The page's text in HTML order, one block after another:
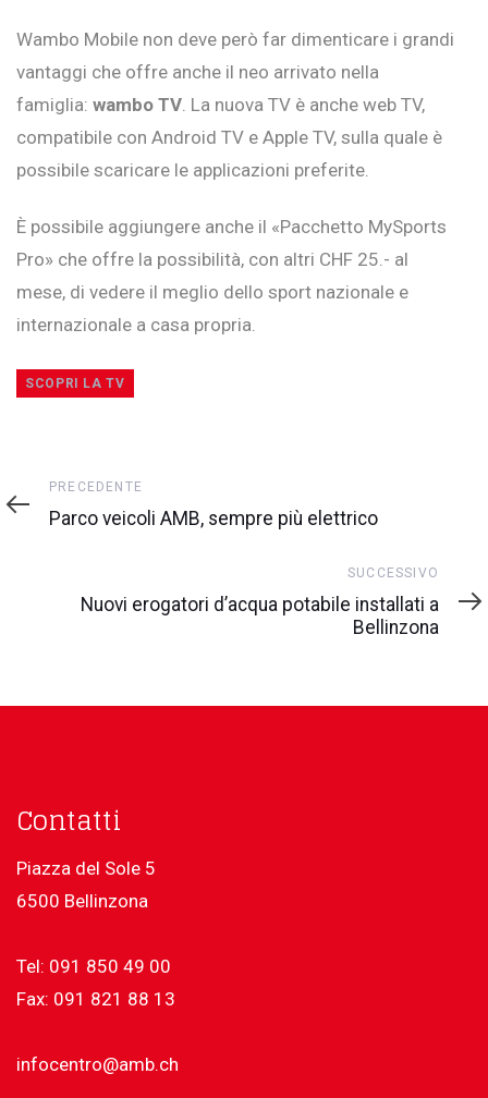
Wambo Mobile non deve però far dimenticare i grandi
vantaggi che offre anche il neo arrivato nella
famiglia: wambo TV. La nuova TV è anche web TV,
compatibile con Android TV e Apple TV, sulla quale è
possibile scaricare le applicazioni preferite.
È possibile aggiungere anche il «Pacchetto MySports
Pro» che offre la possibilità, con altri CHF 25.- al
mese, di vedere il meglio dello sport nazionale e
internazionale a casa propria.
SCOPRI LA TV
Precedente
PRECEDENTE
Parco veicoli AMB, sempre più elettrico
SUCCESSIVO
Nuovi erogatori d’acqua potabile installati a
Bellinzona
Contatti
Piazza del Sole 5
6500 Bellinzona
Tel: 091 850 49 00
Fax: 091 821 88 13
infocentro@amb.ch